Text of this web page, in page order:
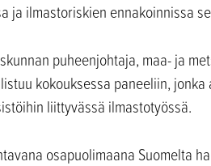
ja ilmastoriskien ennakoinnissa
puheenjohtaja, maa- ja
kokouksessa paneeliin,
liittyvässä ilmastotyössä.
osapuolimaana Suomelta